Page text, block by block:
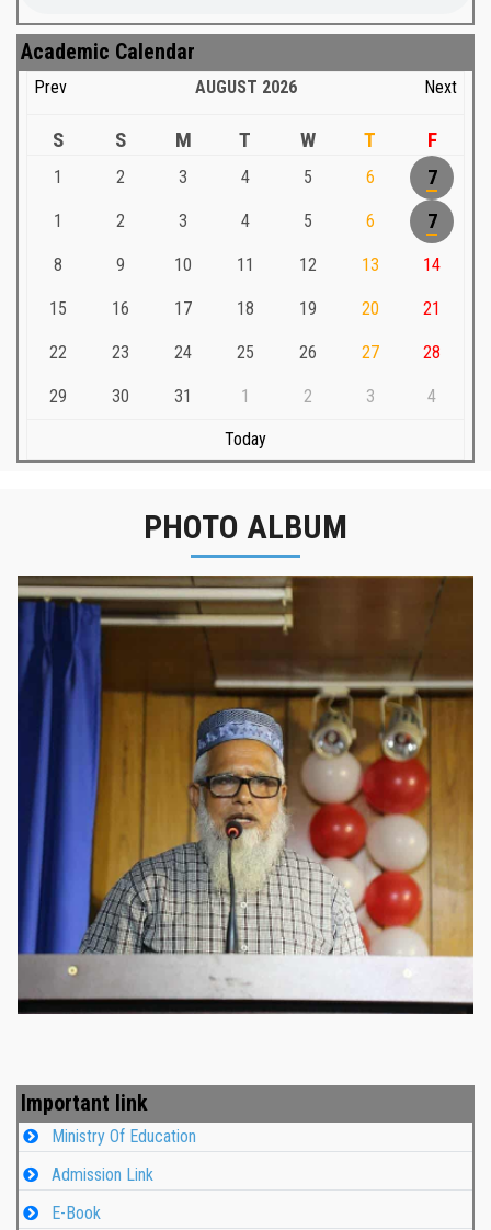
Academic Calendar
Prev AUGUST 2026 Next
S S M T W T F
1 2 3 4 5 6 7
1 2 3 4 5 6 7
8 9 10 11 12 13 14
15 16 17 18 19 20 21
22 23 24 25 26 27 28
29 30 31 1 2 3 4
Today
PHOTO ALBUM
নবীনবরণ - ২০২৫
Important link
Ministry Of Education
Admission Link
E-Book